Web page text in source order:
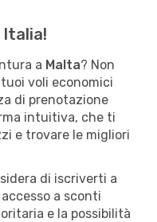
Italia!
a Malta? Non
voli economici
di prenotazione
intuitiva, che ti
e trovare le migliori
di iscriverti a
a sconti
e la possibilità